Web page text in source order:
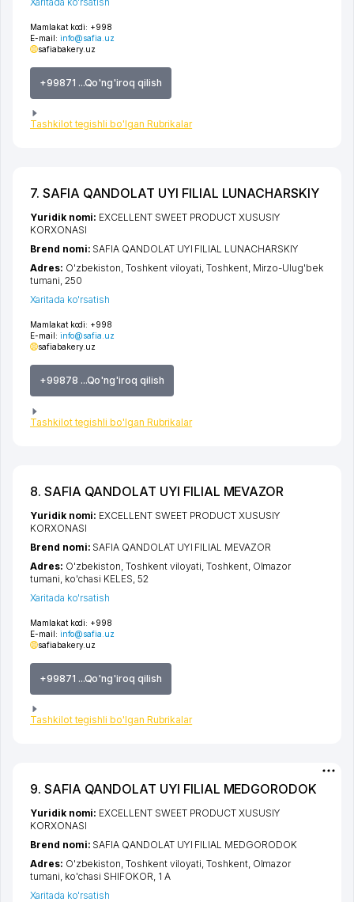
Mamlakat kodi: +998
E-mail: info@safia.uz
safiabakery.uz
+99871 ...Qo'ng'iroq qilish
Tashkilot tegishli bo'lgan Rubrikalar
7. SAFIA QANDOLAT UYI FILIAL LUNACHARSKIY
Mamlakat kodi: +998
E-mail: info@safia.uz
safiabakery.uz
+99878 ...Qo'ng'iroq qilish
Tashkilot tegishli bo'lgan Rubrikalar
Yuridik nomi: EXCELLENT SWEET PRODUCT XUSUSIY
KORXONASI
Brend nomi: SAFIA QANDOLAT UYI FILIAL LUNACHARSKIY
Adres: O'zbekiston,Toshkent viloyati,Toshkent, Mirzo-Ulug'bek
tumani, 250
Xaritada ko'rsatish
8. SAFIA QANDOLAT UYI FILIAL MEVAZOR
Mamlakat kodi: +998
E-mail: info@safia.uz
safiabakery.uz
+99871 ...Qo'ng'iroq qilish
Tashkilot tegishli bo'lgan Rubrikalar
Yuridik nomi: EXCELLENT SWEET PRODUCT XUSUSIY
KORXONASI
Brend nomi: SAFIA QANDOLAT UYI FILIAL MEVAZOR
Adres: O'zbekiston,Toshkent viloyati ,Toshkent, Olmazor
tumani ko'chasi KELES , 52
Xaritada ko'rsatish
9. SAFIA QANDOLAT UYI FILIAL MEDGORODOK
Yuridik nomi: EXCELLENT SWEET PRODUCT XUSUSIY
KORXONASI
Brend nomi: SAFIA QANDOLAT UYI FILIAL MEDGORODOK
Adres: O'zbekiston,Toshkent viloyati ,Toshkent, Olmazor
tumani ko'chasi SHIFOKOR , 1 А
Xaritada ko'rsatish